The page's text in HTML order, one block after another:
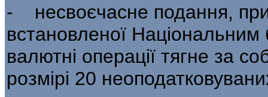
- несвоєчасне подання,
встанов­леної Національним
валютні операції тягне за
розмірі 20